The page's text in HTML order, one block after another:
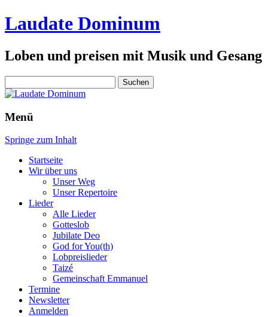
Laudate Dominum
Loben und preisen mit Musik und Gesang
nach:
Menü
Springe zum Inhalt
Startseite
Wir über uns
Unser Weg
Unser Repertoire
Lieder
Alle Lieder
Gotteslob
Jubilate Deo
God for You(th)
Lobpreislieder
Taizé
Gemeinschaft Emmanuel
Termine
Newsletter
Anmelden